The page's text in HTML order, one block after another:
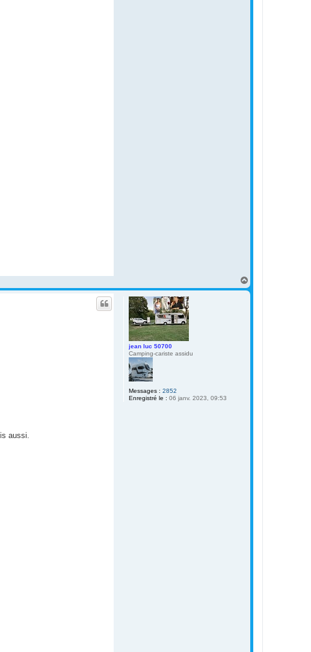
a
u
jean luc 50700
Camping-cariste assidu
Messages : 2852
Enregistré le : 06 janv. 2023, 09:53
aussi.